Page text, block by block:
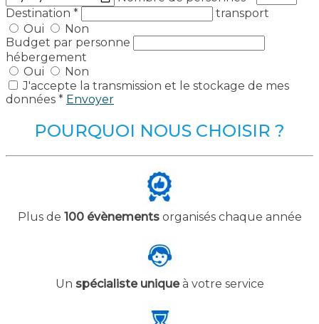
Destination *
transport
Oui
Non
Budget par personne
hébergement
Oui
Non
J'accepte la transmission et le stockage de mes
données * Envoyer
POURQUOI NOUS CHOISIR ?
Plus de 100 évènementsorganisés chaque année
Un spécialiste uniqueà votre service